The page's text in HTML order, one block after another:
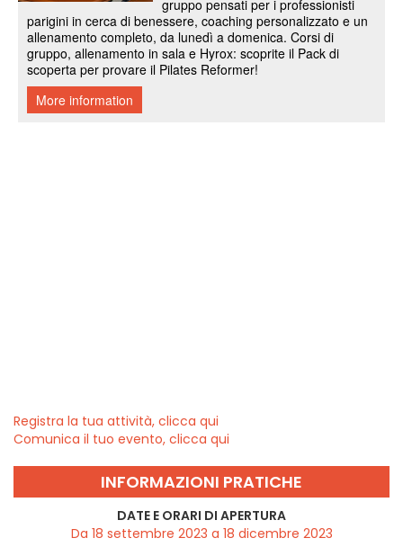
Registra la tua attività, clicca qui
Comunica il tuo evento, clicca qui
INFORMAZIONI PRATICHE
DATE E ORARI DI APERTURA
Da 18 settembre 2023 a 18 dicembre 2023